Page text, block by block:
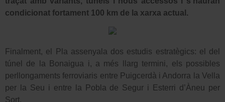
condicionat fortament 100 km de la xarxa actual.
Finalment, el Pla assenyala dos estudis estratègics: el del
túnel de la Bonaigua i, a més llarg termini, els possibles
perllongaments ferroviaris entre Puigcerdà i Andorra la Vella
per la Seu i entre la Pobla de Segur i Esterri d’Àneu per
Sort.